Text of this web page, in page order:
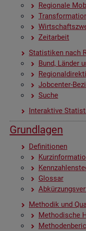
Re­gio­na­le
Zeit­ar­beit
Sta­tis­ti­ken nach
Bund, Län­der
Job­cen­ter-
Suche
In­ter­ak­ti­ve
Grund­la­gen
De­fi­ni­tio­nen
Glos­sar
Me­tho­dik und
Me­tho­di­sche